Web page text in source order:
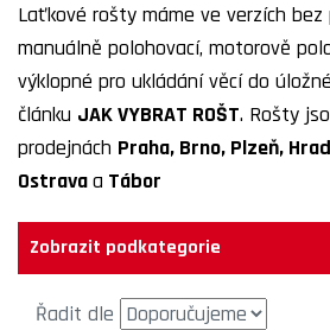
Laťkové rošty máme ve verzích bez
manuálně polohovací, motorově
výklopné pro ukládání věcí do
článku JAK VYBRAT ROŠT. Rošty
prodejnách Praha, Brno, Plzeň,
Ostravaa Tábor
Zobrazit podkategorie
Řadit dle